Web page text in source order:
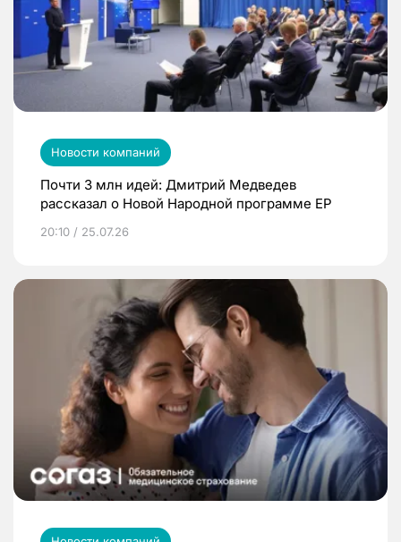
Новости компаний
Почти 3 млн идей: Дмитрий Медведев
рассказал о Новой Народной программе ЕР
20:10 / 25.07.26